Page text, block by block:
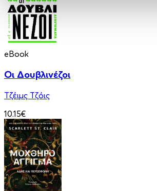
eBook
Οι Δουβλινέζοι
Τζέιμς Τζόις
10.15€